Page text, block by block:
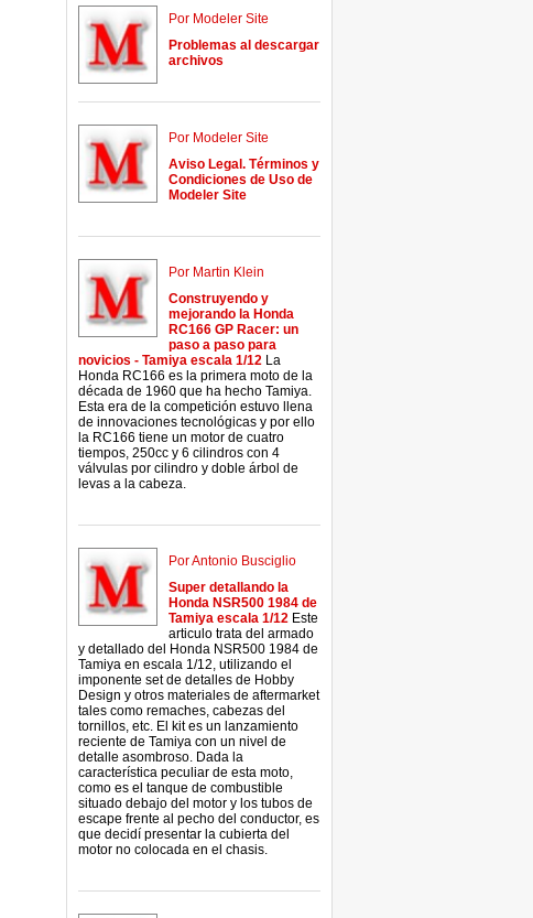
Por Modeler Site
Problemas al descargar
archivos
Por Modeler Site
Aviso Legal. Términos y
Condiciones de Uso de
Modeler Site
Por Martin Klein
Construyendo y
mejorando la Honda
RC166 GP Racer: un
paso a paso para
novicios - Tamiya escala 1/12 La
Honda RC166 es la primera moto de la
década de 1960 que ha hecho Tamiya.
Esta era de la competición estuvo llena
de innovaciones tecnológicas y por ello
la RC166 tiene un motor de cuatro
tiempos, 250cc y 6 cilindros con 4
válvulas por cilindro y doble árbol de
levas a la cabeza.
Por Antonio Busciglio
Super detallando la
Honda NSR500 1984 de
Tamiya escala 1/12 Este
articulo trata del armado
y detallado del Honda NSR500 1984 de
Tamiya en escala 1/12, utilizando el
imponente set de detalles de Hobby
Design y otros materiales de aftermarket
tales como remaches, cabezas del
tornillos, etc. El kit es un lanzamiento
reciente de Tamiya con un nivel de
detalle asombroso. Dada la
característica peculiar de esta moto,
como es el tanque de combustible
situado debajo del motor y los tubos de
escape frente al pecho del conductor, es
que decidí presentar la cubierta del
motor no colocada en el chasis.